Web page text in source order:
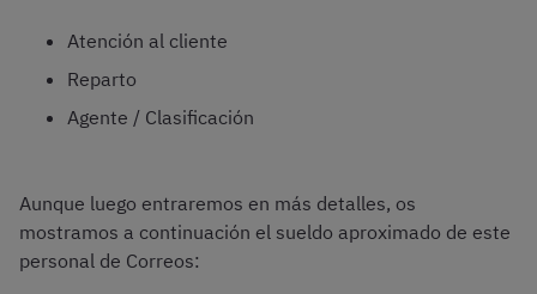
Atención al cliente
Reparto
Agente / Clasificación
Aunque luego entraremos en más detalles, os
mostramos a continuación el sueldo aproximado de este
personal de Correos: